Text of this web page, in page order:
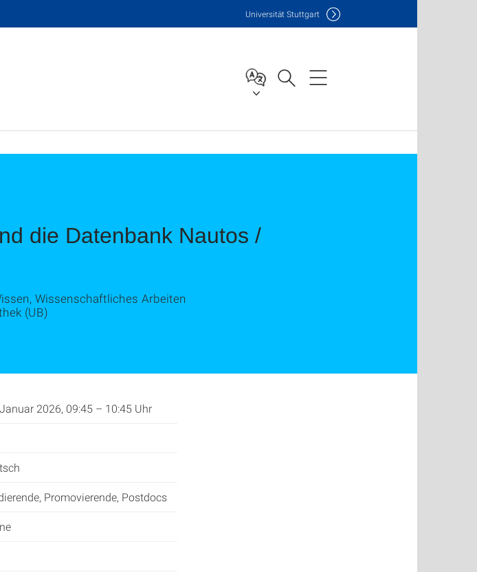
Universität Stuttgart
die Datenbank Nautos /
Wissenschaftliches Arbeiten
(UB)
2026, 09:45 – 10:45 Uhr
Promovierende, Postdocs